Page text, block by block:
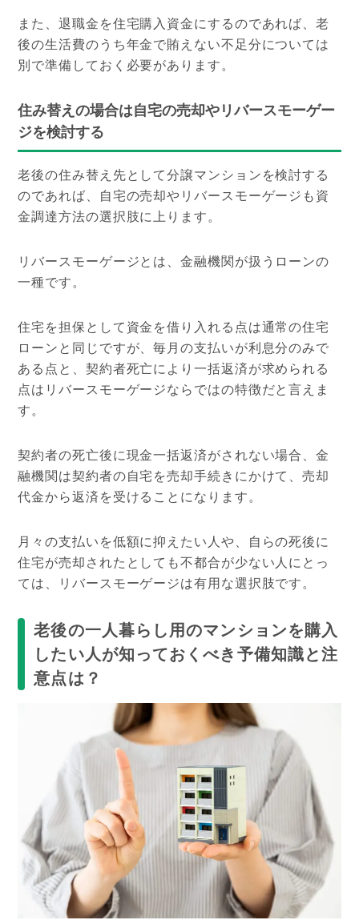
また、退職金を住宅購入資金にするのであれば、老
後の生活費のうち年金で賄えない不足分については
別で準備しておく必要があります。
住み替えの場合は自宅の売却やリバースモーゲー
ジを検討する
老後の住み替え先として分譲マンションを検討する
のであれば、自宅の売却やリバースモーゲージも資
金調達方法の選択肢に上ります。
リバースモーゲージとは、金融機関が扱うローンの
一種です。
住宅を担保として資金を借り入れる点は通常の住宅
ローンと同じですが、毎月の支払いが利息分のみで
ある点と、契約者死亡により一括返済が求められる
点はリバースモーゲージならではの特徴だと言えま
す。
契約者の死亡後に現金一括返済がされない場合、金
融機関は契約者の自宅を売却手続きにかけて、売却
代金から返済を受けることになります。
月々の支払いを低額に抑えたい人や、自らの死後に
住宅が売却されたとしても不都合が少ない人にとっ
ては、リバースモーゲージは有用な選択肢です。
老後の一人暮らし用のマンションを購入
したい人が知っておくべき予備知識と注
意点は？